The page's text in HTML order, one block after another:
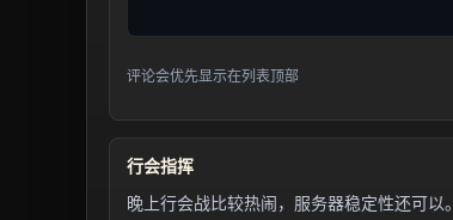
评论会优先显示在列表顶部
行会指挥
晚上行会战比较热闹，服务器稳定性还可以。